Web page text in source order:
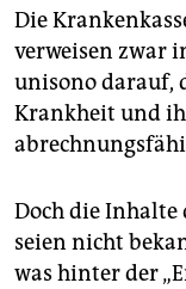
Homosexualität
wollen, kann bei
verursachen."
Über eine
entscheiden - oft
zuständigen
Die
verweisen zwar
unisono darauf,
Krankheit und
Doch die Inhalte
seien nicht
was hinter der